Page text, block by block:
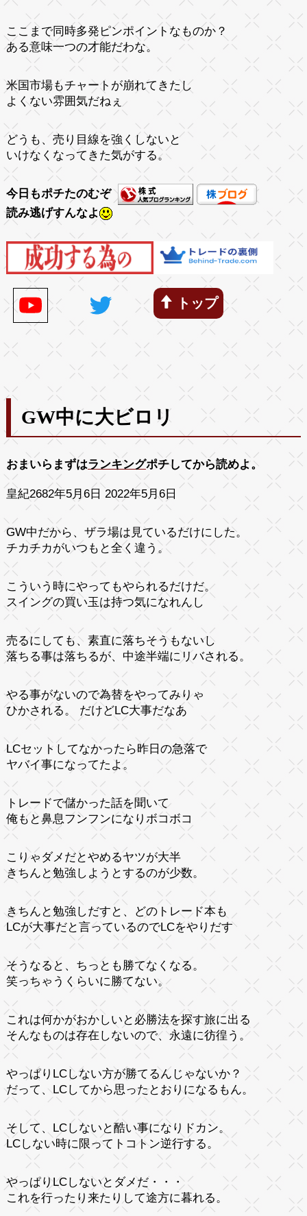
ここまで同時多発ピンポイントなものか？
ある意味一つの才能だわな。
米国市場もチャートが崩れてきたし
よくない雰囲気だねぇ
どうも、売り目線を強くしないと
いけなくなってきた気がする。
今日もポチたのむぞ
読み逃げすんなよ
トップ
GW中に大ビロリ
おまいらまずはランキングポチしてから読めよ。
皇紀2682年5月6日 2022年5月6日
GW中だから、ザラ場は見ているだけにした。
チカチカがいつもと全く違う。
こういう時にやってもやられるだけだ。
スイングの買い玉は持つ気になれんし
売るにしても、素直に落ちそうもないし
落ちる事は落ちるが、中途半端にリバされる。
やる事がないので為替をやってみりゃ
ひかされる。 だけどLC大事だなあ
LCセットしてなかったら昨日の急落で
ヤバイ事になってたよ。
トレードで儲かった話を聞いて
俺もと鼻息フンフンになりボコボコ
こりゃダメだとやめるヤツが大半
きちんと勉強しようとするのが少数。
きちんと勉強しだすと、どのトレード本も
LCが大事だと言っているのでLCをやりだす
そうなると、ちっとも勝てなくなる。
笑っちゃうくらいに勝てない。
これは何かがおかしいと必勝法を探す旅に出る
そんなものは存在しないので、永遠に彷徨う。
やっぱりLCしない方が勝てるんじゃないか？
だって、LCしてから思ったとおりになるもん。
そして、LCしないと酷い事になりドカン。
LCしない時に限ってトコトン逆行する。
やっぱりLCしないとダメだ・・・
これを行ったり来たりして途方に暮れる。